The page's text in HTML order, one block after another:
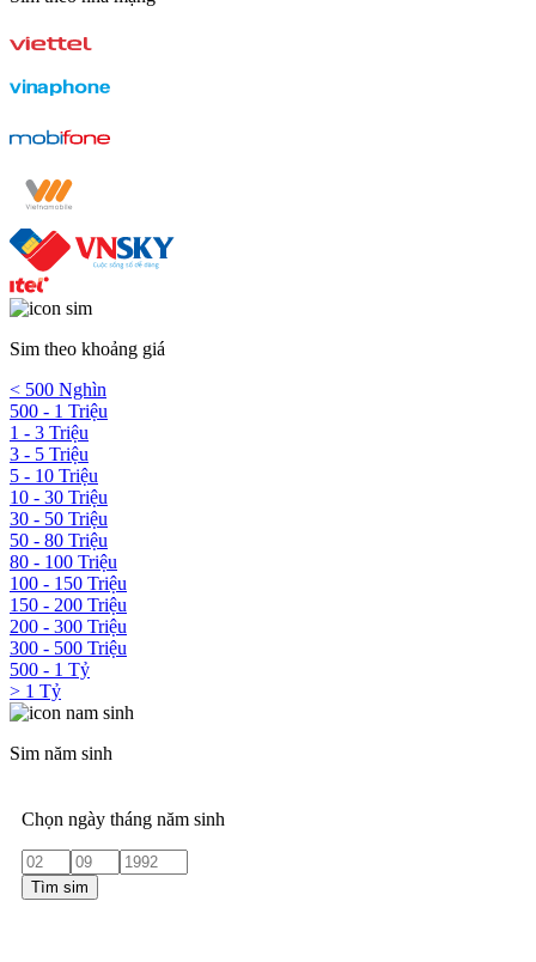
Sim theo khoảng giá
< 500 Nghìn
500 - 1 Triệu
1 - 3 Triệu
3 - 5 Triệu
5 - 10 Triệu
10 - 30 Triệu
30 - 50 Triệu
50 - 80 Triệu
80 - 100 Triệu
100 - 150 Triệu
150 - 200 Triệu
200 - 300 Triệu
300 - 500 Triệu
500 - 1 Tỷ
> 1 Tỷ
Sim năm sinh
Chọn ngày tháng năm sinh
Tìm sim